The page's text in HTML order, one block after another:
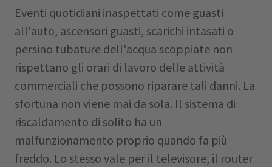
Eventi quotidiani inaspettati come guasti
all'auto, ascensori guasti, scarichi intasati o
persino tubature dell'acqua scoppiate non
rispettano gli orari di lavoro delle attività
commerciali che possono riparare tali danni. La
sfortuna non viene mai da sola. Il sistema di
riscaldamento di solito ha un
malfunzionamento proprio quando fa più
freddo. Lo stesso vale per il televisore, il router